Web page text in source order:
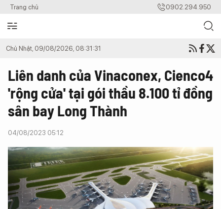
Trang chủ 0902.294.950
Chủ Nhật, 09/08/2026, 08:31:31
Liên danh của Vinaconex, Cienco4
'rộng cửa' tại gói thầu 8.100 tỉ đồng
sân bay Long Thành
04/08/2023 05:12